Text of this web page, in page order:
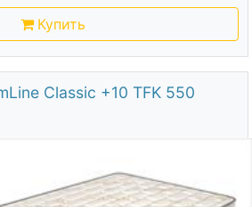
Купить
Classic +10 TFK 550